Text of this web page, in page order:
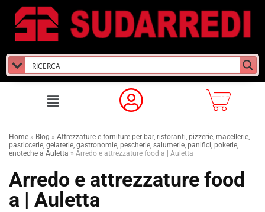
Home » Blog » Attrezzature e forniture per bar, ristoranti, pizzerie, macellerie,
pasticcerie, gelaterie, gastronomie, pescherie, salumerie, panifici, pokerie,
enoteche a Auletta » Arredo e attrezzature food a | Auletta
Arredo e attrezzature food
a | Auletta